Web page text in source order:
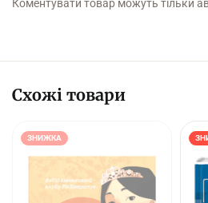
Коментувати товар можуть тільки
Схожі товари
ЗНИЖКА